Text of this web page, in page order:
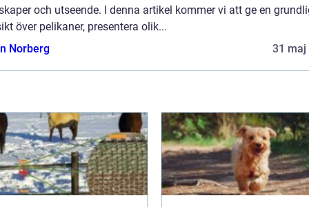
och utseende. I denna artikel kommer vi att ge en
över pelikaner, presentera olik...
Norberg
31 maj